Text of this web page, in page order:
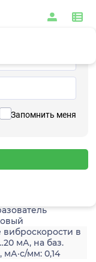
Запомнить меня
/ Датчики /
виброскорости в
мА, на баз.
мА·с/мм: 0,14